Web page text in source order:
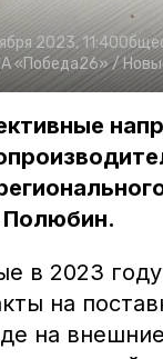
2023, 11:40
«Победа26» /
в 2023
на
на